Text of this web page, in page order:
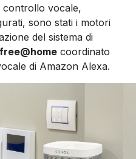
controllo vocale,
sono stati i motori
del sistema di
coordinato
di Amazon Alexa.